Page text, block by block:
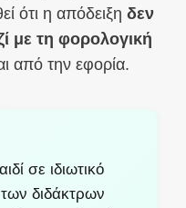
ότι η απόδειξη δεν
με τη φορολογική
από την εφορία.
σε ιδιωτικό
διδάκτρων